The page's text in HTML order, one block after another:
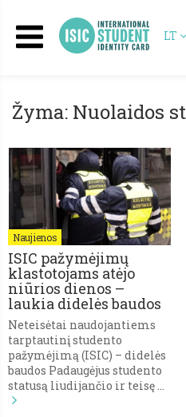
LT
Žyma: Nuolaidos
Naujienos
ISIC pažymėjimų
klastotojams atėjo
niūrios dienos –
laukia didelės baudos
Neteisėtai naudojantiems
tarptautinį studento
pažymėjimą (ISIC) – didelės
baudos Padaugėjus studento
statusą liudijančio ir teisę …